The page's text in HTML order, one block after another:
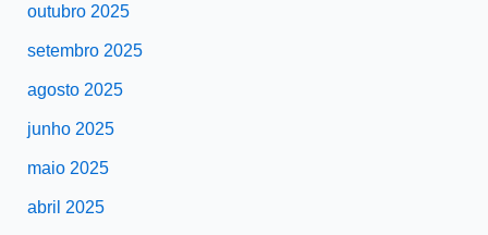
outubro 2025
setembro 2025
agosto 2025
junho 2025
maio 2025
abril 2025